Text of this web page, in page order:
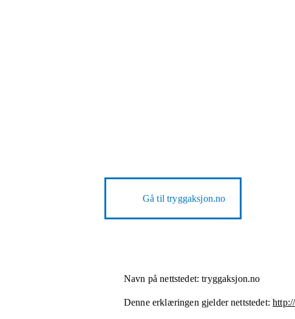
Gå tiltryggaksjon.no
Navn på nettstedet: tryggaksjon.no
Denne erklæringen gjelder nettstedet: